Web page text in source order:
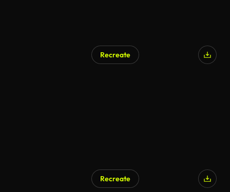
Recreate
Recreate